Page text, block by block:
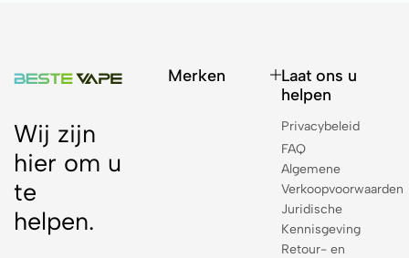
Wij zijn
hier om u
te
helpen.
Merken
Laat ons u
helpen
Privacybeleid
FAQ
Algemene
Verkoopvoorwaarden
Juridische
Kennisgeving
Retour- en